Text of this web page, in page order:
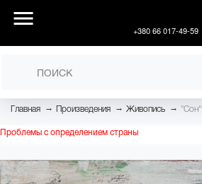
+380 66 017-49-59
Главная → Произведения → Живопись → "Сон"
Проблемы с определением страны